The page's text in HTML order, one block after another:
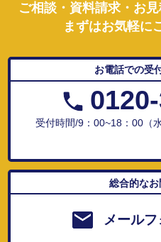
ご相談・資料請求・お
まずはお気軽に
お電話での受
受付時間/9：00~18：00（
総合的な
メール